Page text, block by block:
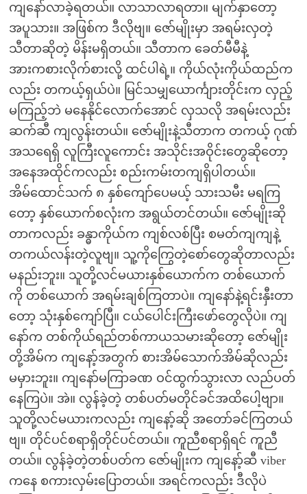
ကျနော်လာခဲ့ရတယ်။ လာသာလာရတာ။ မျက်နှာတော့
အပူသား။ အဖြစ်က ဒီလိုဗျ။ ဇော်မျိုးမှာ အရမ်းလှတဲ့
သီတာဆိုတဲ့ မိန်းမရှိတယ်။ သီတာက ခေတ်မီမီနဲ့
အားကစားလိုက်စားလို့ ထင်ပါရဲ့။ ကိုယ်လုံးကိုယ်ထည်က
လည်း တကယ့်ရှယ်ပဲ။ မြင်သမျှယောင်္ကျားတိုင်းက လှည့်
မကြည့်ဘဲ မနေနိုင်လောက်အောင် လှသလို အရမ်းလည်း
ဆက်ဆီ ကျလွန်းတယ်။ ဇော်မျိုးနဲ့သီတာက တကယ့် ဂုဏ်
အသရေရှိ လူကြီးလူကောင်း အသိုင်းအဝိုင်းတွေဆိုတော့
အနေအထိုင်ကလည်း စည်းကမ်းတကျရှိပါတယ်။
အိမ်ထောင်သက် ၈ နှစ်ကျော်ပေမယ့် သားသမီး မရကြ
တော့ နှစ်ယောက်စလုံးက အရွယ်တင်တယ်။ ဇော်မျိုးဆို
တာကလည်း ခန္ဓာကိုယ်က ကျစ်လစ်ပြီး စမတ်ကျကျနဲ့
တကယ်လန်းတဲ့လူဗျ။ သူ့ကိုကြွေတဲ့စော်တွေဆိုတာလည်း
မနည်းဘူး။ သူတို့လင်မယားနှစ်ယောက်က တစ်ယောက်
ကို တစ်ယောက် အရမ်းချစ်ကြတာပဲ။ ကျနော်နဲ့ရင်းနှီးတာ
တော့ သုံးနှစ်ကျော်ပြီ။ ငယ်ပေါင်းကြီးဖော်တွေလိုပဲ။ ကျ
နော်က တစ်ကိုယ်ရည်တစ်ကာယသမားဆိုတော့ ဇော်မျိုး
တို့အိမ်က ကျနော့်အတွက် စားအိမ်သောက်အိမ်ဆိုလည်း
မမှားဘူး။ ကျနော်မကြာခဏ ဝင်ထွက်သွားလာ လည်ပတ်
နေကြပဲ။ အဲ။ လွန်ခဲ့တဲ့ တစ်ပတ်မတိုင်ခင်အထိပေါ့ဗျာ။
သူတို့လင်မယားကလည်း ကျနော့်ဆို အတော်ခင်ကြတယ်
ဗျ။ တိုင်ပင်စရာရှိတိုင်ပင်တယ်။ ကူညီစရာရှိရင် ကူညီ
တယ်။ လွန်ခဲ့တဲ့တစ်ပတ်က ဇော်မျိုးက ကျနော့်ဆီ viber
ကနေ စကားလှမ်းပြောတယ်။ အရင်ကလည်း ဒီလိုပဲ